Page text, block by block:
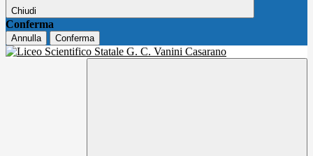
Chiudi
Conferma
Annulla Conferma